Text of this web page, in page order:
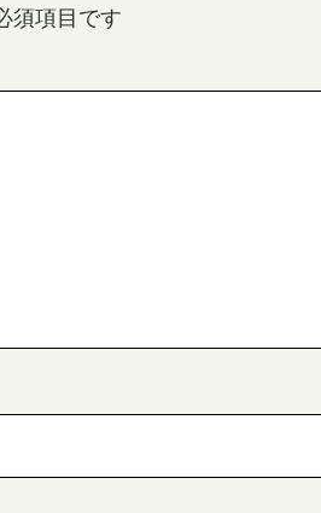
須項目です